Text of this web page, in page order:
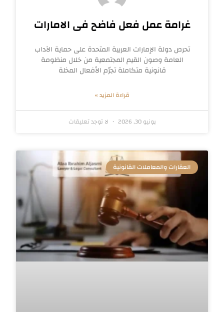
غرامة عمل فعل فاضح فى الامارات
تحرص دولة الإمارات العربية المتحدة على حماية الآداب
العامة وصون القيم المجتمعية من خلال منظومة
قانونية متكاملة تجرّم الأفعال المخلة
قراءة المزيد »
يونيو 30, 2026 لا توجد تعليقات
العقارات والمعاملات القانونية